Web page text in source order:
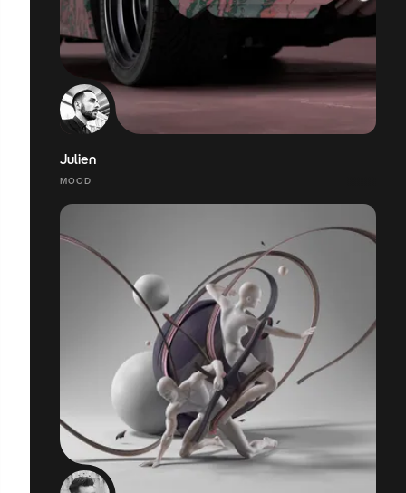
Julien
MOOD